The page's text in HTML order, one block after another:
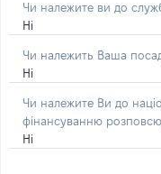
Чи належите ви до
Ні
Чи належить Ваша
Ні
Чи належите Ви до
фінансуванню
Ні